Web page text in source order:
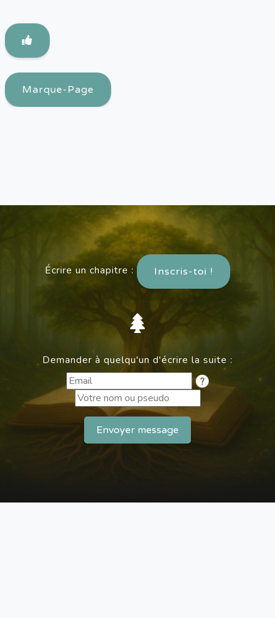
Marque-Page
Écrire un chapitre : Inscris-toi !
Demander à quelqu'un d'écrire la suite :
Envoyer message